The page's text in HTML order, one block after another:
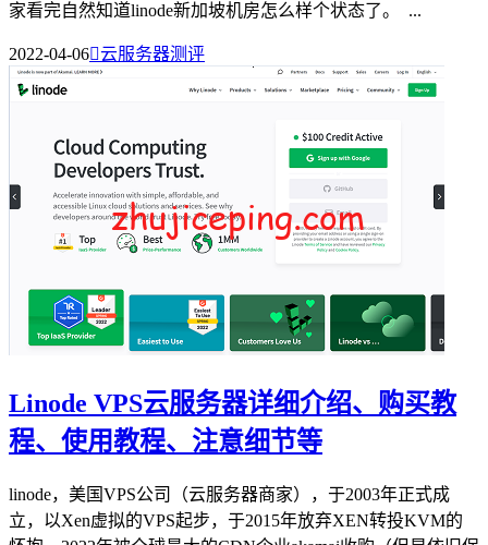
家看完自然知道linode新加坡机房怎么样个状态了。 ...
2022-04-06云服务器测评
Linode VPS云服务器详细介绍、购买教
程、使用教程、注意细节等
linode，美国VPS公司（云服务器商家），于2003年正式成
立，以Xen虚拟的VPS起步，于2015年放弃XEN转投KVM的